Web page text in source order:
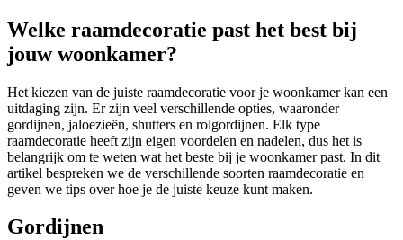
Welke raamdecoratie past het best bij
jouw woonkamer?
Het kiezen van de juiste raamdecoratie voor je woonkamer kan een
uitdaging zijn. Er zijn veel verschillende opties, waaronder
gordijnen, jaloezieën, shutters en rolgordijnen. Elk type
raamdecoratie heeft zijn eigen voordelen en nadelen, dus het is
belangrijk om te weten wat het beste bij je woonkamer past. In dit
artikel bespreken we de verschillende soorten raamdecoratie en
geven we tips over hoe je de juiste keuze kunt maken.
Gordijnen